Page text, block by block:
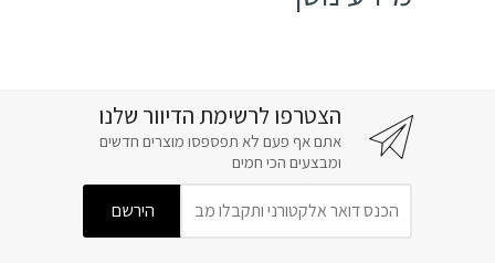
הצטרפו לרשימת הדיוור שלנו
אתם אף פעם לא תפספסו מוצרים חדשים
ומבצעים הכי חמים